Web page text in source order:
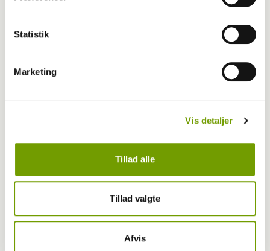
Statistik
Marketing
Vis detaljer
Tillad alle
Tillad valgte
Afvis
Se alle tre afsnit af Hundekongen